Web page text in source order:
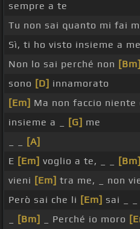
sempre a te
Tu non sai quanto mi fai
Sì, ti ho visto insieme a me
Non lo sai perché non [Bm]
sono [D] innamorato
[Em] Ma non faccio
insieme a _
[G] me
[A]
E [Em] voglio a te, _ _ [Bm]
vieni [Em] tra me, _ non
Però sai che li [Em] sai _
[Bm] _ Perché io moro